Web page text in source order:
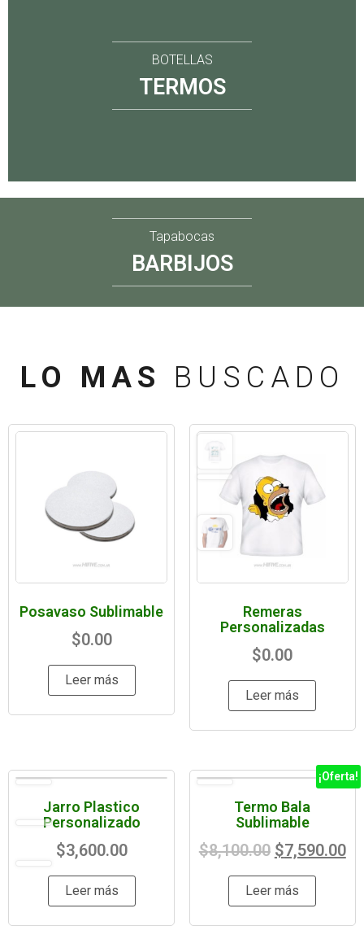
BOTELLAS
TERMOS
Tapabocas
BARBIJOS
LO MAS BUSCADO
Posavaso Sublimable
$0.00
Leer más
Remeras
Personalizadas
$0.00
Leer más
Jarro Plastico
Personalizado
$3,600.00
Leer más
¡Oferta!
Termo Bala
Sublimable
$8,100.00 $7,590.00
Leer más